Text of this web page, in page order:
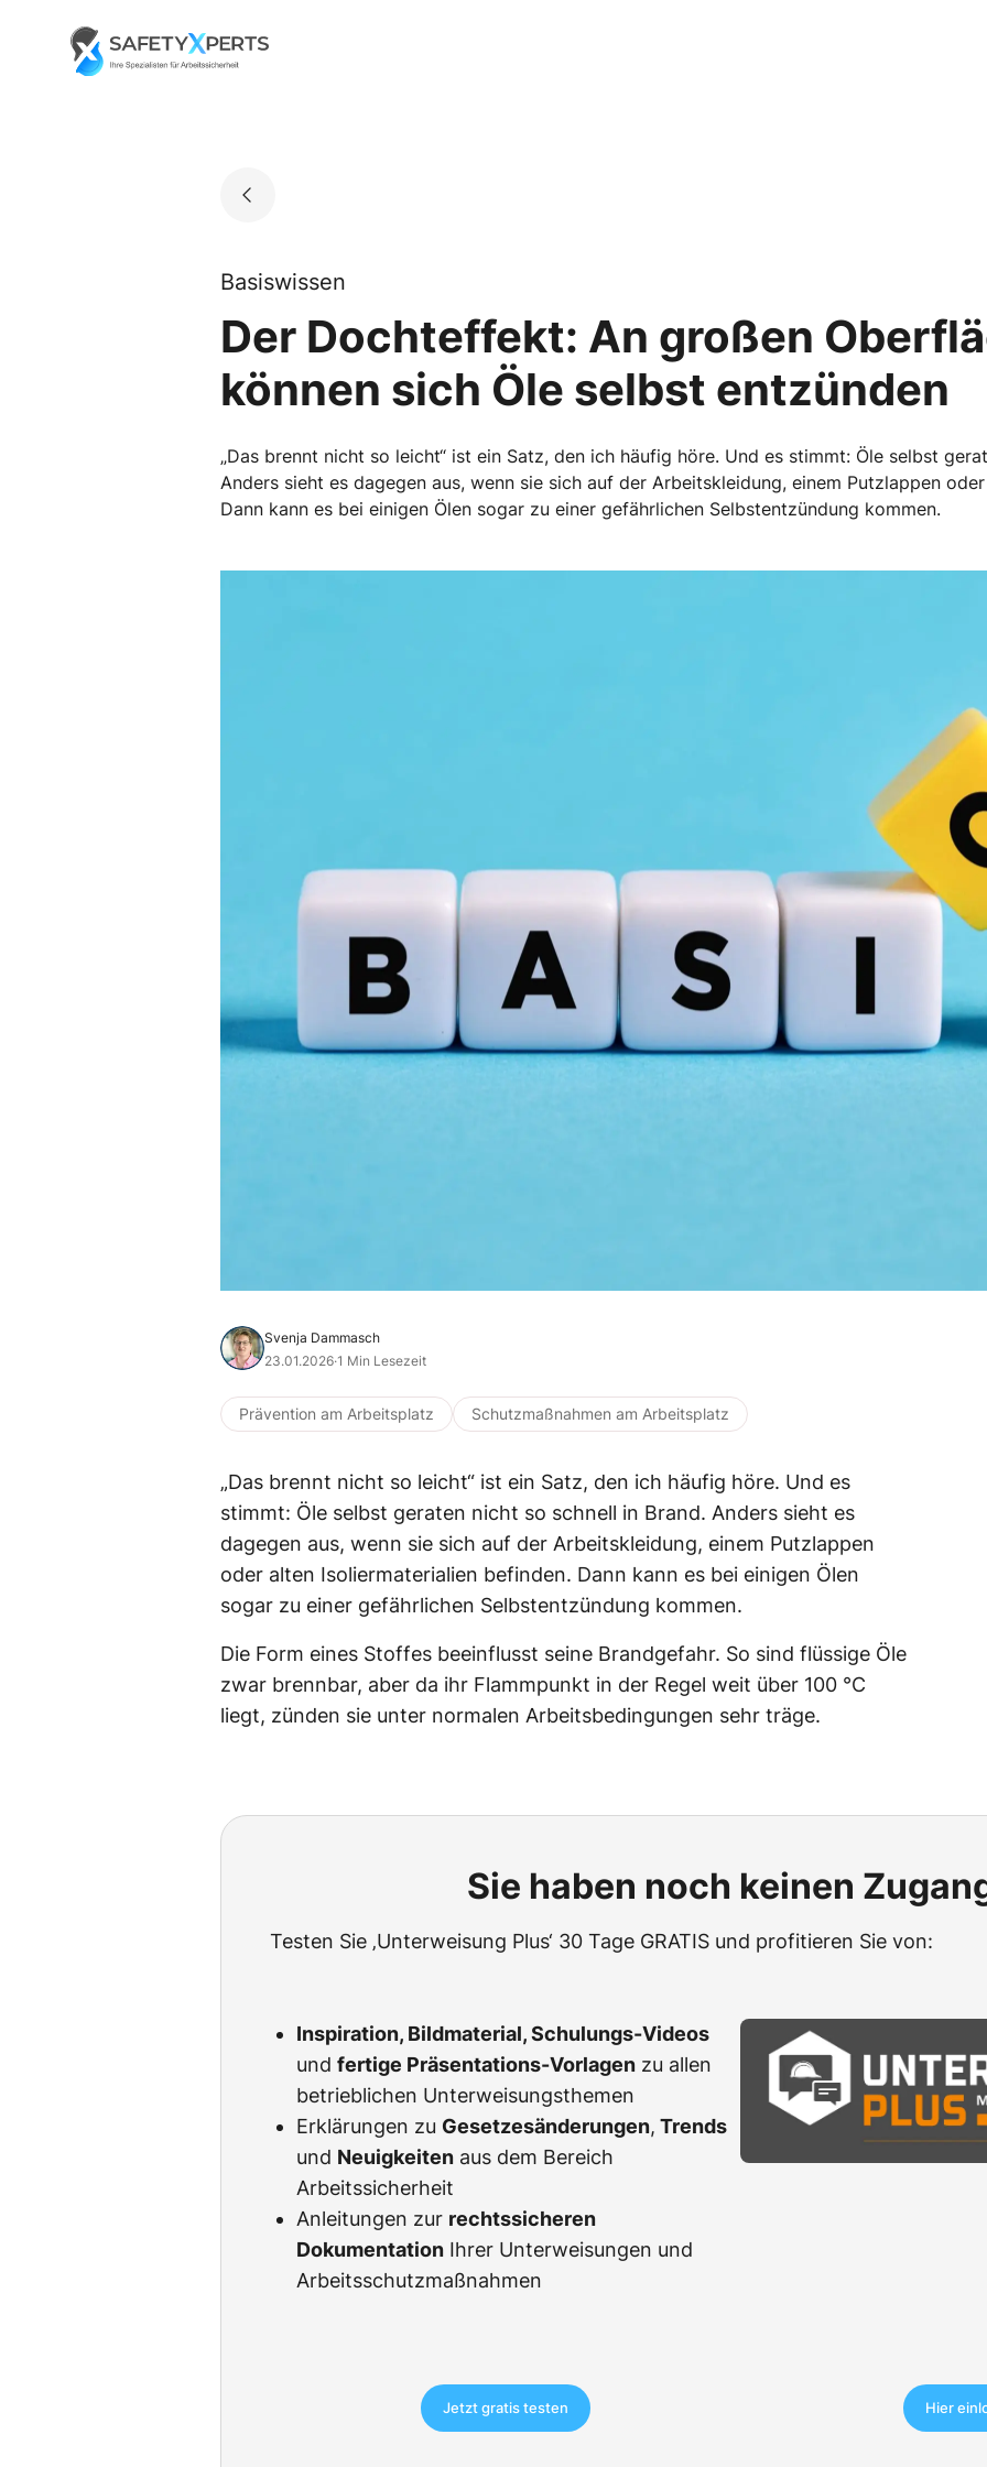
Go to landing page.
Basiswissen
Der Dochteffekt: An großen
können sich Öle selbst entzünden
„Das brennt nicht so leicht“ ist ein Satz, den ich häufig höre. Und es stimmt: Öle selbst
Anders sieht es dagegen aus, wenn sie sich auf der Arbeitskleidung, einem Putzlappen
Dann kann es bei einigen Ölen sogar zu einer gefährlichen Selbstentzündung kommen.
Svenja Dammasch
23.01.2026·1 Min Lesezeit
Prävention am Arbeitsplatz Schutzmaßnahmen am Arbeitsplatz
„Das brennt nicht so leicht“ ist ein Satz, den ich häufig höre. Und es
stimmt: Öle selbst geraten nicht so schnell in Brand. Anders sieht es
dagegen aus, wenn sie sich auf der Arbeitskleidung, einem Putzlappen
oder alten Isoliermaterialien befinden. Dann kann es bei einigen Ölen
sogar zu einer gefährlichen Selbstentzündung kommen.
Die Form eines Stoffes beeinflusst seine Brandgefahr. So sind flüssige Öle
zwar brennbar, aber da ihr Flammpunkt in der Regel weit über 100 °C
liegt, zünden sie unter normalen Arbeitsbedingungen sehr träge.
Sie haben noch keinen
Testen Sie ‚Unterweisung Plus‘ 30 Tage GRATIS und profitieren Sie von:
Inspiration, Bildmaterial, Schulungs-Videos
und fertige Präsentations-Vorlagen zu allen
betrieblichen Unterweisungsthemen
Erklärungen zu Gesetzesänderungen, Trends
und Neuigkeiten aus dem Bereich
Arbeitssicherheit
Anleitungen zur rechtssicheren
Dokumentation Ihrer Unterweisungen und
Arbeitsschutzmaßnahmen
Jetzt gratis testen Hier